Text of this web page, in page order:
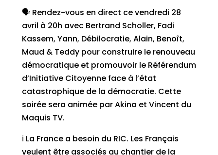
🗣 Rendez-vous en direct ce vendredi 28
avril à 20h avec Bertrand Scholler, Fadi
Kassem, Yann, Débilocratie, Alain, Benoît,
Maud & Teddy pour construire le renouveau
démocratique et promouvoir le Référendum
d’Initiative Citoyenne face à l’état
catastrophique de la démocratie. Cette
soirée sera animée par Akina et Vincent du
Maquis TV.
ℹ️ La France a besoin du RIC. Les Français
veulent être associés au chantier de la